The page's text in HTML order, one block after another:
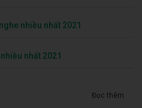
nhiều nhất 2021
nhất 2021
Đọc thêm